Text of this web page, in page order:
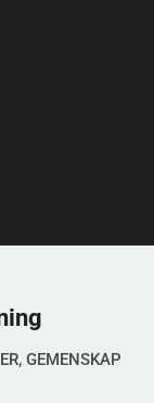
GEMENSKAP